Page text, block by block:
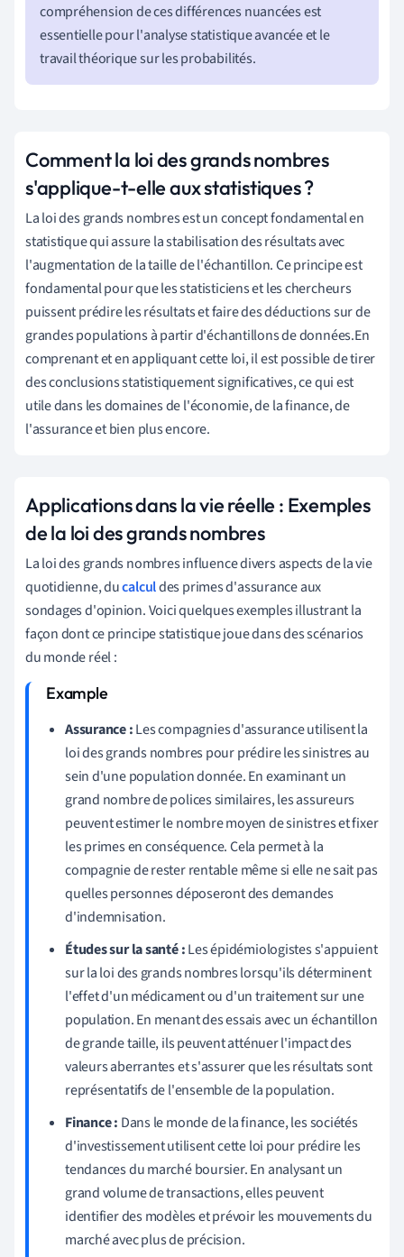
compréhension de ces différences nuancées est
essentielle pour l'analyse statistique avancée et le
travail théorique sur les probabilités.
Comment la loi des grands nombres
s'applique-t-elle aux statistiques ?
La loi des grands nombres est un concept fondamental en
statistique qui assure la stabilisation des résultats avec
l'augmentation de la taille de l'échantillon. Ce principe est
fondamental pour que les statisticiens et les chercheurs
puissent prédire les résultats et faire des déductions sur de
grandes populations à partir d'échantillons de données.En
comprenant et en appliquant cette loi, il est possible de tirer
des conclusions statistiquement significatives, ce qui est
utile dans les domaines de l'économie, de la finance, de
l'assurance et bien plus encore.
Applications dans la vie réelle : Exemples
de la loi des grands nombres
La loi des grands nombres influence divers aspects de la vie
quotidienne, ducalculdes primes d'assurance aux
sondages d'opinion. Voici quelques exemples illustrant la
façon dont ce principe statistique joue dans des scénarios
du monde réel :
Assurance :Les compagnies d'assurance utilisent la
loi des grands nombres pour prédire les sinistres au
sein d'une population donnée. En examinant un
grand nombre de polices similaires, les assureurs
peuvent estimer le nombre moyen de sinistres et fixer
les primes en conséquence. Cela permet à la
compagnie de rester rentable même si elle ne sait pas
quelles personnes déposeront des demandes
d'indemnisation.
Études sur la santé :Les épidémiologistes s'appuient
sur la loi des grands nombres lorsqu'ils déterminent
l'effet d'un médicament ou d'un traitement sur une
population. En menant des essais avec un échantillon
de grande taille, ils peuvent atténuer l'impact des
valeurs aberrantes et s'assurer que les résultats sont
représentatifs de l'ensemble de la population.
Finance : Dans le monde de la finance, les sociétés
d'investissement utilisent cette loi pour prédire les
tendances du marché boursier. En analysant un
grand volume de transactions, elles peuvent
identifier des modèles et prévoir les mouvements du
marché avec plus de précision.